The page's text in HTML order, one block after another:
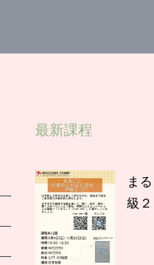
最新課程
ま
級２